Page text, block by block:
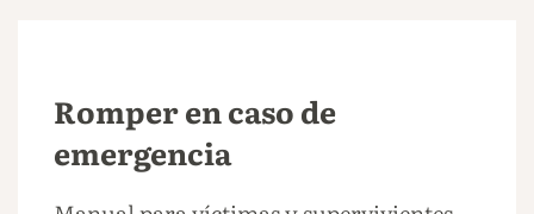
Romper en caso de
emergencia